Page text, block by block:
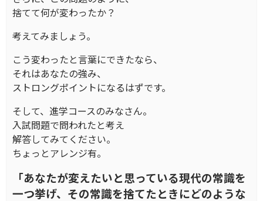
捨てて何が変わったか？
考えてみましょう。
こう変わったと言葉にできたなら、
それはあなたの強み、
ストロングポイントになるはずです。
そして、進学コースのみなさん。
入試問題で問われたと考え
解答してみてください。
ちょっとアレンジ有。
「あなたが変えたいと思っている現代の常識を
一つ挙げ、その常識を捨てたときにどのような